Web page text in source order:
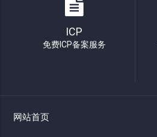
ICP
免费ICP备案服务
网站首页